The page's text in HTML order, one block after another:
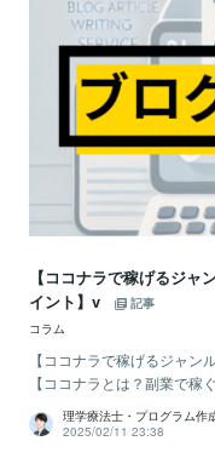
【ココナラで稼げるジ
イント】v
記事
コラム
【ココナラで稼げるジャン
【ココナラとは？副業で稼
理学療法士・プログラム作
2025/02/11 23:38